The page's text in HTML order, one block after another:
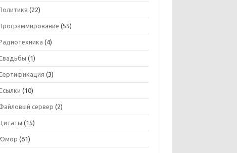
(22)
(55)
(4)
(1)
(3)
(10)
сервер (2)
(15)
(61)